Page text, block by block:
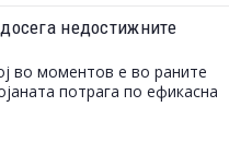
недостижните
во моментов е во раните
потрага по ефикасна